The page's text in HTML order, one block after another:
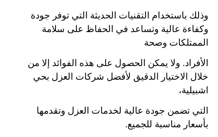
وذلك باستخدام التقنيات الحديثة التي توفر جودة
وكفاءة عالية وتساعد في الحفاظ على سلامة
الممتلكات وصحة
الأفراد. ولا يمكن الحصول على هذه الفوائد إلا من
خلال الاختيار الدقيق لأفضل شركات العزل بحي
اشبيلية،
التي تضمن جودة عالية لخدمات العزل وتقدمها
بأسعار مناسبة للجميع.